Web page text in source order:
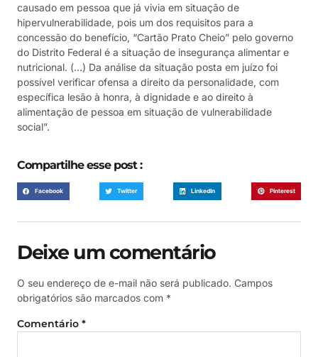
causado em pessoa que já vivia em situação de
hipervulnerabilidade, pois um dos requisitos para a
concessão do benefício, “Cartão Prato Cheio” pelo governo
do Distrito Federal é a situação de insegurança alimentar e
nutricional. (…) Da análise da situação posta em juízo foi
possível verificar ofensa a direito da personalidade, com
específica lesão à honra, à dignidade e ao direito à
alimentação de pessoa em situação de vulnerabilidade
social”.
Compartilhe esse post :
Facebook Twitter LinkedIn Pinterest
Deixe um comentário
O seu endereço de e-mail não será publicado. Campos
obrigatórios são marcados com *
Comentário *